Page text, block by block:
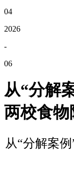
04
2026
-
06
从“分解
两校食物
从“分解案